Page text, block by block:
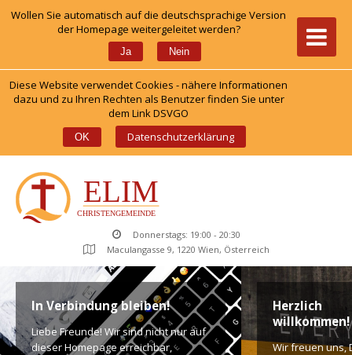
Wollen Sie automatisch auf die deutschsprachige Version
der Homepage weitergeleitet werden?
Ja Nein
Diese Website verwendet Cookies - nähere Informationen
dazu und zu Ihren Rechten als Benutzer finden Sie unter
dem Link DSVGO
OK Datenschutzerklärung
Donnerstags: 19:00 - 20:30
Maculangasse 9, 1220 Wien, Österreich
In Verbindung bleiben!
Liebe Freunde! Wir sind nicht nur auf
dieser Homepage erreichbar,
Herzlich
willkommen!
Wir freuen uns,